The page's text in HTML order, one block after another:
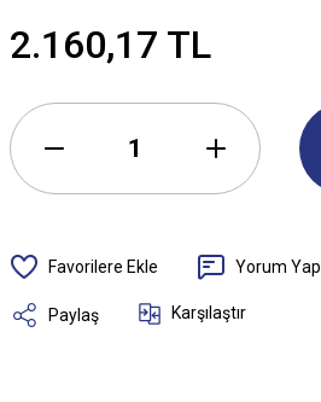
2.160,17 TL
Yorum Yap
Paylaş Karşılaştır